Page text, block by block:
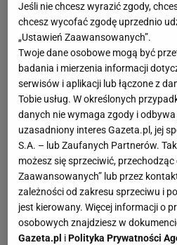
Jeśli nie chcesz wyrazić zgody,
chcesz wycofać zgodę uprzednio
„Ustawień Zaawansowanych”.
Twoje dane osobowe mogą być
badania i mierzenia informacji
serwisów i aplikacji lub łączone z
Tobie usług. W określonych
danych nie wymaga zgody i
uzasadniony interes Gazeta.pl, jej
S.A. – lub Zaufanych Partnerów.
możesz się sprzeciwić, przechodząc
Zaawansowanych” lub przez
zależności od zakresu sprzeciwu i
jest kierowany. Więcej informacji o
osobowych znajdziesz w
Gazeta.pl iPolityka Prywatności